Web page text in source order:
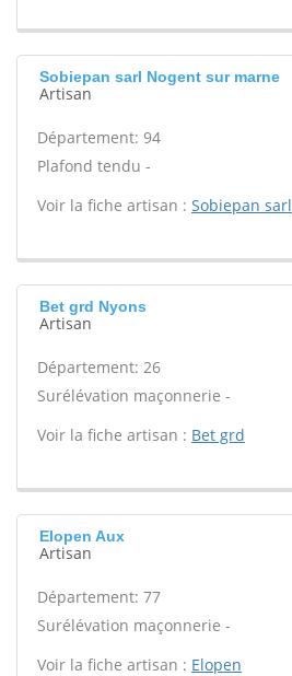
Sobiepan sarl Nogent sur marne
Artisan
Département: 94
Plafond tendu -
Voir la fiche artisan : Sobiepan sarl
Bet grd Nyons
Artisan
Département: 26
Surélévation maçonnerie -
Voir la fiche artisan : Bet grd
Elopen Aux
Artisan
Département: 77
Surélévation maçonnerie -
Voir la fiche artisan : Elopen